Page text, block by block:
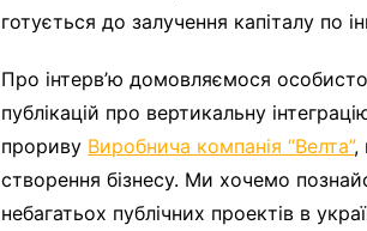
готується до залучення капіталу по
Про інтерв’ю домовляємося
публікацій про вертикальну
прориву Виробнича компанія “Велта”,
створення бізнесу. Ми хочемо
небагатьох публічних проектів в